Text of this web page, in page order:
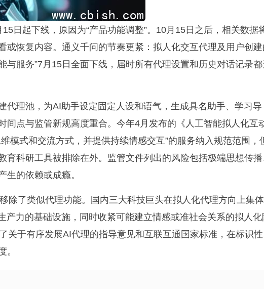
日起下线，原因为“产品功能调整”。10月15日之后，相关数据
或恢复内容。通义千问的节奏更紧：拟人化交互代理及用户创建
与服务”7月15日全面下线，届时所有代理设置和历史对话记录
代理池，为AI助手设定固定人设和语气，生成具名助手、学习导
间点与监管新规高度重合。今年4月发布的《人工智能拟人化互
模式和交流方式，并提供持续情感交互”的服务纳入规范范围，
科研工具被排除在外。监管文件列出的风险包括极端思想传播
生的依赖或成瘾。
除了类似代理功能。国内三大科技巨头在拟人化代理方向上集
产力的基础设施，同时收紧可能建立情感或准社会关系的拟人化
于有序发展AI代理的指导意见和互联互通国家标准，在标识性
。